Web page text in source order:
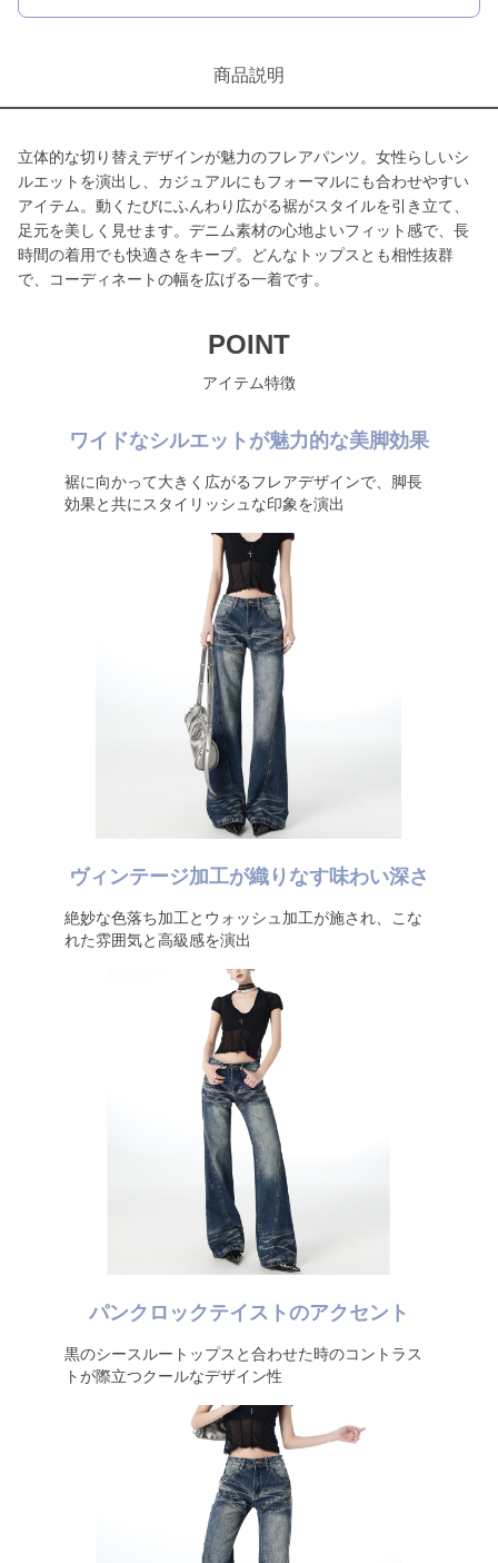
商品説明
立体的な切り替えデザインが魅力のフレアパンツ。女性らしいシ
ルエットを演出し、カジュアルにもフォーマルにも合わせやすい
アイテム。動くたびにふんわり広がる裾がスタイルを引き立て、
足元を美しく見せます。デニム素材の心地よいフィット感で、長
時間の着用でも快適さをキープ。どんなトップスとも相性抜群
で、コーディネートの幅を広げる一着です。
POINT
アイテム特徴
ワイドなシルエットが魅力的な美脚効果
裾に向かって大きく広がるフレアデザインで、脚長
効果と共にスタイリッシュな印象を演出
ヴィンテージ加工が織りなす味わい深さ
絶妙な色落ち加工とウォッシュ加工が施され、こな
れた雰囲気と高級感を演出
パンクロックテイストのアクセント
黒のシースルートップスと合わせた時のコントラス
トが際立つクールなデザイン性